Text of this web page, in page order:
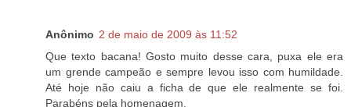
Anônimo 2 de maio de 2009 às 11:52
Que texto bacana! Gosto muito desse cara, puxa ele era
um grende campeão e sempre levou isso com humildade.
Até hoje não caiu a ficha de que ele realmente se foi.
Parabéns pela homenagem.